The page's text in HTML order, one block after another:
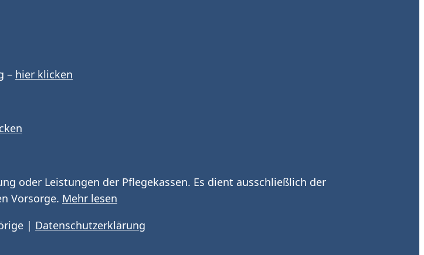
– hier klicken
oder Leistungen der Pflegekassen. Es dient ausschließlich der
Vorsorge. Mehr lesen
| Datenschutzerklärung